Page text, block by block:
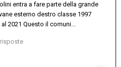
entra a fare parte della grande
esterno destro classe 1997
2021 Questo il comuni...